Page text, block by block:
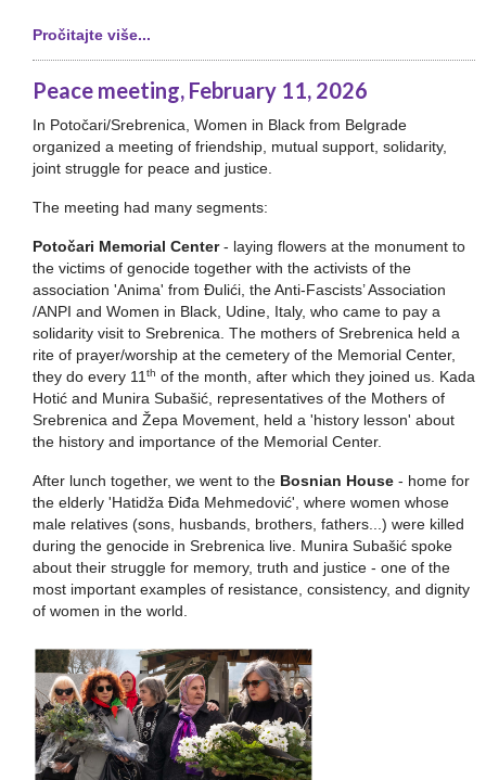
Pročitajte više...
Peace meeting, February 11, 2026
In Potočari/Srebrenica, Women in Black from Belgrade
organized a meeting of friendship, mutual support, solidarity,
joint struggle for peace and justice.
The meeting had many segments:
Potočari Memorial Center- laying flowers at the monument to
the victims of genocide together with the activists of the
association 'Anima' from Đulići, the Anti-Fascists’ Association
/ANPI and Women in Black, Udine, Italy, who came to pay a
solidarity visit to Srebrenica. The mothers of Srebrenica held a
rite of prayer/worship at the cemetery of the Memorial Center,
they do every 11th of the month, after which they joined us. Kada
Hotić and Munira Subašić, representatives of the Mothers of
Srebrenica and Žepa Movement, held a 'history lesson' about
the history and importance of the Memorial Center.
After lunch together, we went to the Bosnian House - home for
the elderly 'Hatidža Điđa Mehmedović', where women whose
male relatives (sons, husbands, brothers, fathers...) were killed
during the genocide in Srebrenica live. Munira Subašić spoke
about their struggle for memory, truth and justice - one of the
most important examples of resistance, consistency, and dignity
of women in the world.